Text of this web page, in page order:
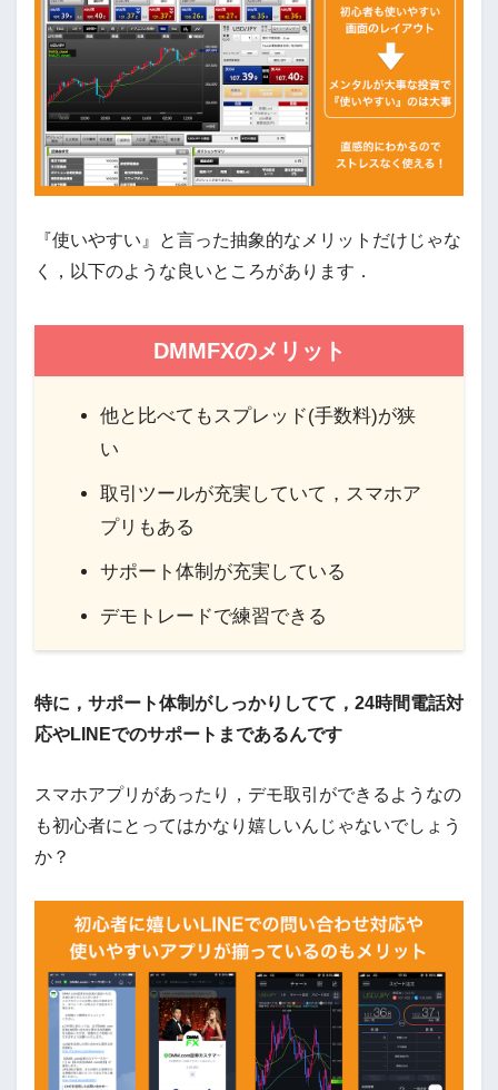
『使いやすい』と言った抽象的なメリットだけじゃな
く，以下のような良いところがあります．
DMMFXのメリット
他と比べてもスプレッド(手数料)が狭
い
取引ツールが充実していて，スマホア
プリもある
サポート体制が充実している
デモトレードで練習できる
特に，サポート体制がしっかりしてて，24時間電話対
応やLINEでのサポートまであるんです
スマホアプリがあったり，デモ取引ができるようなの
も初心者にとってはかなり嬉しいんじゃないでしょう
か？